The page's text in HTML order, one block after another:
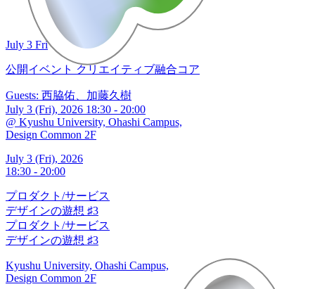
July 3 Fri
公開イベント クリエイティブ融合コア
Guests: 西脇佑、加藤久樹
July 3 (Fri), 2026 18:30 - 20:00
@ Kyushu University, Ohashi Campus,
Design Common 2F
July 3 (Fri), 2026
18:30 - 20:00
プロダクト/サービス
デザインの遊想 ♯3
プロダクト/サービス
デザインの遊想 ♯3
Kyushu University, Ohashi Campus,
Design Common 2F